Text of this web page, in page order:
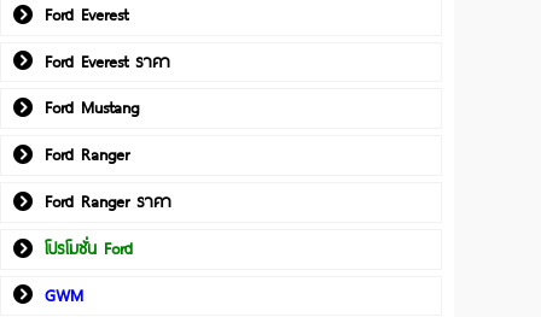
Ford Everest
Ford Everest ราคา
Ford Mustang
Ford Ranger
Ford Ranger ราคา
โปรโมชั่น Ford
GWM